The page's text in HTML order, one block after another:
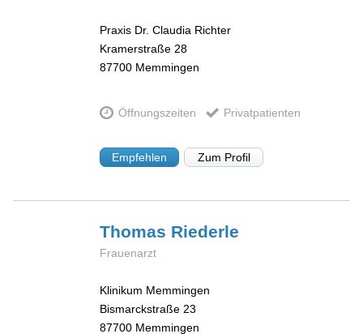
Praxis Dr. Claudia Richter
Kramerstraße 28
87700 Memmingen
Öffnungszeiten Privatpatienten
Empfehlen Zum Profil
Thomas Riederle
Frauenarzt
Klinikum Memmingen
Bismarckstraße 23
87700 Memmingen